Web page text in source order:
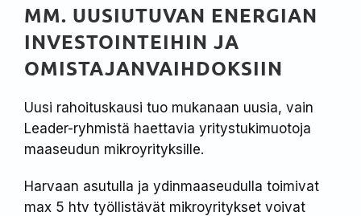
MM. UUSIUTUVAN ENERGIAN
INVESTOINTEIHIN JA
OMISTAJANVAIHDOKSIIN
Uusi rahoituskausi tuo mukanaan uusia, vain
Leader-ryhmistä haettavia yritystukimuotoja
maaseudun mikroyrityksille.
Harvaan asutulla ja ydinmaaseudulla toimivat
max 5 htv työllistävät mikroyritykset voivat